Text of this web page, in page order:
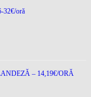
32€/oră
– 14,19€/ORĂ